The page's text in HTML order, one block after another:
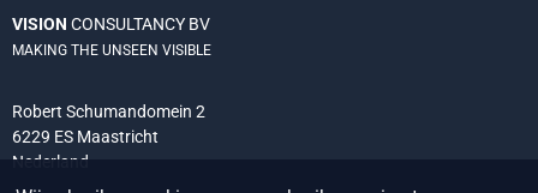
VISION CONSULTANCY BV
MAKING THE UNSEEN VISIBLE
Robert Schumandomein 2
6229 ES Maastricht
Nederland